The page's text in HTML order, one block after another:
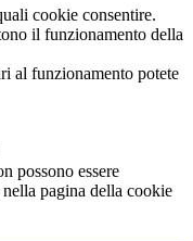
cookie consentire.
il funzionamento della
al funzionamento potete
possono essere
pagina della cookie